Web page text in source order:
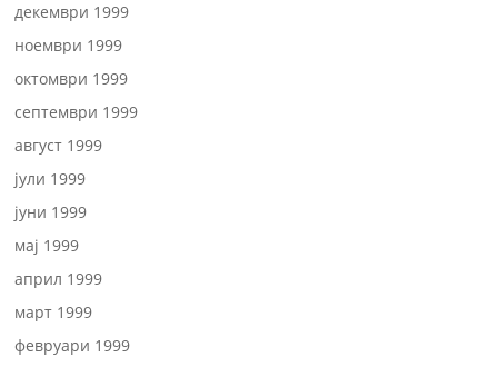
декември 1999
ноември 1999
октомври 1999
септември 1999
август 1999
јули 1999
јуни 1999
мај 1999
април 1999
март 1999
февруари 1999